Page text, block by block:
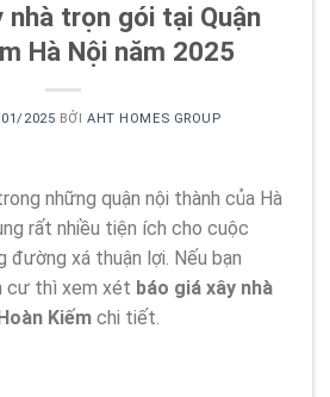
nhà trọn gói tại Quận
Hà Nội năm 2025
2025 BỞIAHT HOMES GROUP
những quận nội thành của Hà
rất nhiều tiện ích cho cuộc
đường xá thuận lợi. Nếu bạn
cư thì xem xét báo giá xây nhà
Kiếm chi tiết.